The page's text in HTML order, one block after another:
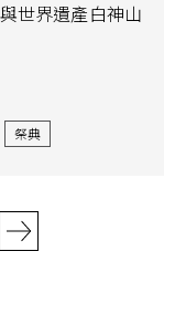
世界遺產白神山
祭典